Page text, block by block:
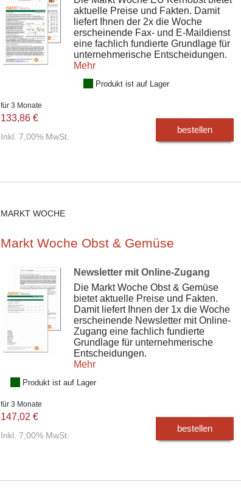
aktuelle Preise und Fakten. Damit
liefert Ihnen der 2x die Woche
erscheinende Fax- und E-Maildienst
eine fachlich fundierte Grundlage für
unternehmerische Entscheidungen.
Mehr
Produkt ist auf Lager
für 3 Monate
133,86 €
Inkl. 7,00% MwSt.
bestellen
MARKT WOCHE
Markt Woche Obst & Gemüse
Newsletter mit Online-Zugang
Die Markt Woche Obst & Gemüse
bietet aktuelle Preise und Fakten.
Damit liefert Ihnen der 1x die Woche
erscheinende Newsletter mit Online-
Zugang eine fachlich fundierte
Grundlage für unternehmerische
Entscheidungen.
Mehr
Produkt ist auf Lager
für 3 Monate
147,02 €
Inkl. 7,00% MwSt.
bestellen